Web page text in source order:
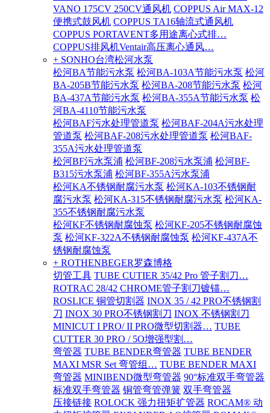
VANO 175CV 250CV通风机 COPPUS Air MAX-12
便携式鼓风机 COPPUS TA16轴流式通风机
COPPUS PORTAVENT多用途离心式排…
COPPUS排风机Ventair高压离心通风…
+ SONHO台湾松河水泵
松河BA节能污水泵 松河BA-103A节能污水泵 松河
BA-205B节能污水泵 松河BA-208节能污水泵 松河
BA-437A节能污水泵 松河BA-355A节能污水泵 松
河BA-4110节能污水泵
松河BAF污水处理管道泵 松河BAF-204A污水处理
管道泵 松河BAF-208污水处理管道泵 松河BAF-
355A污水处理管道泵
松河BF污水泵浦 松河BF-208污水泵浦 松河BF-
B315污水泵浦 松河BF-355A污水泵浦
松河KA不锈钢耐腐污水泵 松河KA-103不锈钢耐
腐污水泵 松河KA-315不锈钢耐腐污水泵 松河KA-
355不锈钢耐腐污水泵
松河KF不锈钢耐腐蚀泵 松河KF-205不锈钢耐腐蚀
泵 松河KF-322A不锈钢耐腐蚀泵 松河KF-437A不
锈钢耐腐蚀泵
+ ROTHENBEGER罗森博格
切管工具 TUBE CUTIER 35/42 Pro 管子割刀…
ROTRAC 28/42 CHROME管子割刀镀锚…
ROSLICE 铜管切割器 INOX 35 / 42 PRO不锈钢割
刀 INOX 30 PRO不锈钢割刀 INOX 不锈钢割刀
MINICUT I PRO/ II PRO微型切割器… TUBE
CUTTER 30 PRO / 5O增强型割…
弯管器 TUBE BENDER弯管器 TUBE BENDER
MAXI MSR Set 弯管组… TUBE BENDER MAXI
弯管器 MINIBEND微型弯管器 90°标准双手弯管器
标准双手弯管器 铜管弯管弹簧 双手弯管器
压接链接 ROLOCK 强力扭矩扩管器 ROCAM® 动